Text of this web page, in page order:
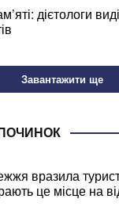
дієтологи
Завантажити ще
вразила
це місце на